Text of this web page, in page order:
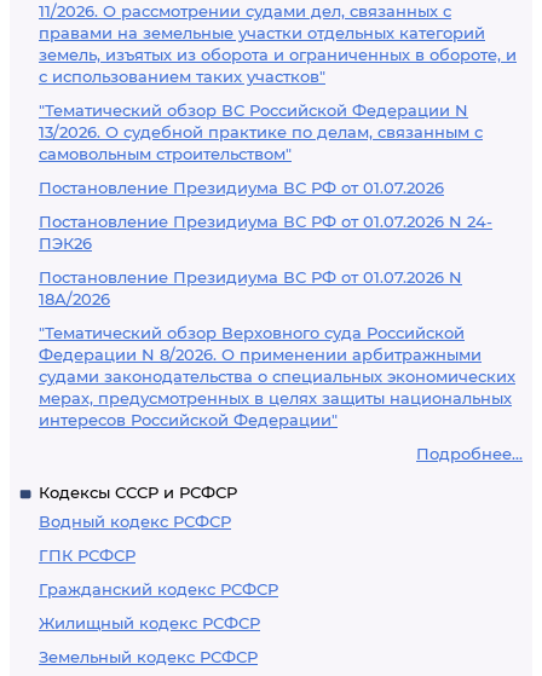
11/2026. О рассмотрении судами дел, связанных с
правами на земельные участки отдельных категорий
земель, изъятых из оборота и ограниченных в обороте, и
с использованием таких участков"
"Тематический обзор ВС Российской Федерации N
13/2026. О судебной практике по делам, связанным с
самовольным строительством"
Постановление Президиума ВС РФ от 01.07.2026
Постановление Президиума ВС РФ от 01.07.2026 N 24-
ПЭК26
Постановление Президиума ВС РФ от 01.07.2026 N
18А/2026
"Тематический обзор Верховного суда Российской
Федерации N 8/2026. О применении арбитражными
судами законодательства о специальных экономических
мерах, предусмотренных в целях защиты национальных
интересов Российской Федерации"
Подробнее...
Кодексы СССР и РСФСР
Водный кодекс РСФСР
ГПК РСФСР
Гражданский кодекс РСФСР
Жилищный кодекс РСФСР
Земельный кодекс РСФСР